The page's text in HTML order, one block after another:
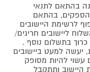
בהתאם לתנאי
בהתאם
לרשימת היישובים
ליישובים חריגים/
בתשלום נוסף .
יעשה למעט ביישובים
עשוי להיות מסופק
היישוב ותתקבל